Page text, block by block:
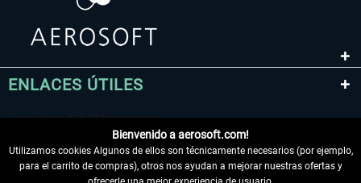
ENLACES ÚTILES
Bienvenido a aerosoft.com!
Utilizamos cookies Algunos de ellos son técnicamente necesarios (por ejemplo,
para el carrito de compras), otros nos ayudan a mejorar nuestras ofertas y